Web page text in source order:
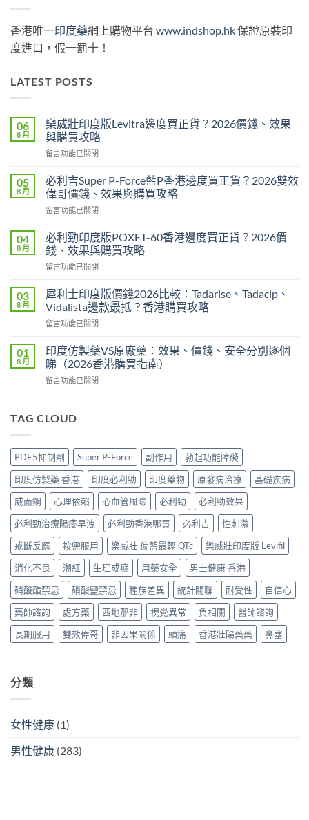
香港唯一印度藥網上購物平台 www.indshop.hk保證原裝印
度進口，假一罰十！
LATEST POSTS
06
8 月
樂威壯印度版Levitra邊度買正貨？2026價錢、效果
與購買攻略
在
威
壯
印
度
Levitra
邊
度
買
貨？
2026
錢、
果
與
購
中
留言功能已關閉
05
8 月
必利吉Super P-Force藍P香港邊度買正貨？2026雙效
偉哥價錢、效果與購買攻略
在
利
吉
Super
P-
藍
P
港
度
買
貨？
效
價
錢、
效
果
購
買
攻
略〉
中
留言功能已關閉
04
8 月
必利勁印度版POXET-60香港邊度買正貨？2026價
錢、效果與購買攻略
在
利
勁
印
度
POXET-
60
港
買
2026
價
錢、
效
與
購
買
攻
略〉
中
留言功能已關閉
03
8 月
犀利士印度版價錢2026比較：Tadarise、Tadacip、
Vidalista邊款最抵？香港購買攻略
在
利
士
印
度
錢
較：
Tadarise、
Tadacip、
Vidalista
款
最
抵？
香
港
購
買
攻
略〉
中
留言功能已關閉
01
8 月
印度仿製藥VS原廠藥：效果、價錢、安全分別逐個
睇（2026香港購買指南）
在
仿
VS
原
廠
藥：
效
果、
價
錢、
安
全
分
別
逐
個
睇
（2026
香
留言功能已關閉
TAG CLOUD
PDE5抑制劑 Super P-Force 副作用
勃起功能障礙
印度仿製藥 香港
印度必利勁 印度藥物 原發病治療
基礎疾病
威而鋼
心理依賴 心血管風險 必利勁
必利勁效果
必利勁治療陽痿早洩
必利勁香港哪買 必利吉
性刺激
戒斷反應
按需服用 樂威壯 偏藍最輕 QTc
樂威壯印度版 Levifil
消化不良
潮紅 生理成癮 用藥安全
男士健康 香港
硝酸酯禁忌
硝酸鹽禁忌 種族差異 統計關聯 耐受性
自信心
藥師諮詢
處方藥 西地那非 視覺異常 負相關
醫師諮詢
長期服用
雙效偉哥 非因果關係 頭痛 香港壯陽藥藥 鼻塞
分類
女性健康 (1)
男性健康 (283)